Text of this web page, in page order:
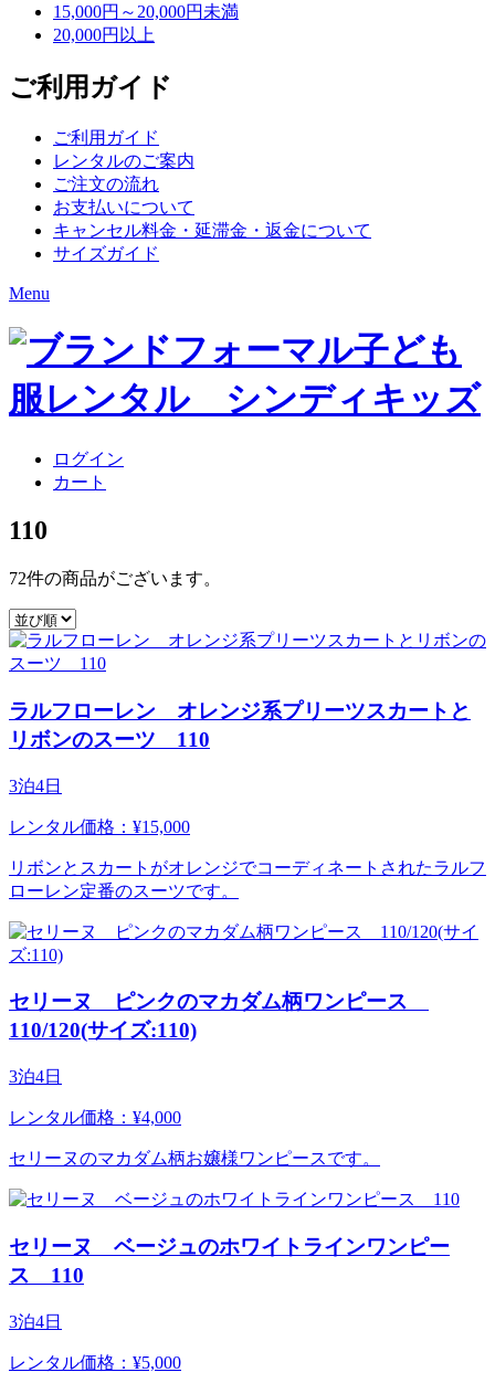
15,000円～20,000円未満
20,000円以上
ご利用ガイド
ご利用ガイド
レンタルのご案内
ご注文の流れ
お支払いについて
キャンセル料金・延滞金・返金について
サイズガイド
Menu
ログイン
カート
110
72件の商品がございます。
ラルフローレン オレンジ系プリーツスカートと
リボンのスーツ 110
3泊4日
レンタル価格：¥15,000
リボンとスカートがオレンジでコーディネートされたラルフ
ローレン定番のスーツです。
セリーヌ ピンクのマカダム柄ワンピース
110/120(サイズ:110)
3泊4日
レンタル価格：¥4,000
セリーヌのマカダム柄お嬢様ワンピースです。
セリーヌ ベージュのホワイトラインワンピー
ス 110
3泊4日
レンタル価格：¥5,000